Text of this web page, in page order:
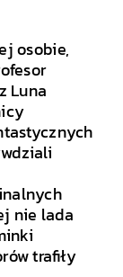
osobie,
Luna
nie lada
trafiły